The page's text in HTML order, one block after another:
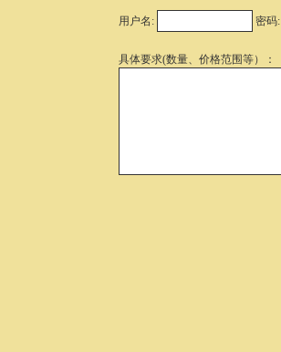
用户名: 密码:
具体要求(数量、价格范围等）：